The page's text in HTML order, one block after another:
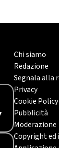
Chi siamo
Redazione
Segnala alla
Privacy
Cookie Policy
Pubblicità
Moderazione
Copyright